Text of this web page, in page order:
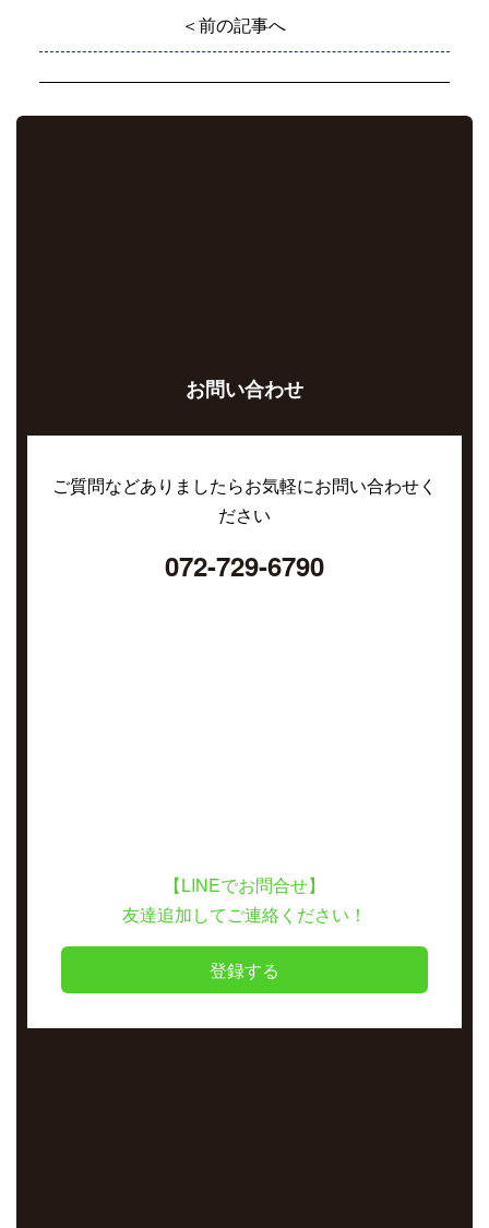
＜前の記事へ
お問い合わせ
ご質問などありましたらお気軽にお問い合わせく
ださい
072-729-6790
【LINEでお問合せ】
友達追加してご連絡ください！
登録する